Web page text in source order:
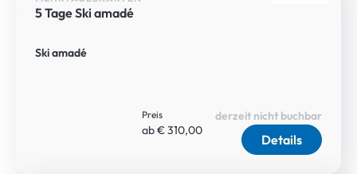
5 Tage Ski amadé
Ski amadé
Preis
ab € 310,00
Details
derzeit nicht buchbar